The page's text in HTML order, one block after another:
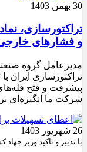
30 بهمن 1403
تراکتورسازی،
و فشارهای
مدیرعامل گروه
تراکتورسازی ایران
پیشرفت و فتح
شرکت ما انگیزه‌ای
26 شهریور 1403
با تدبیر و تاکید وزیر جهاد